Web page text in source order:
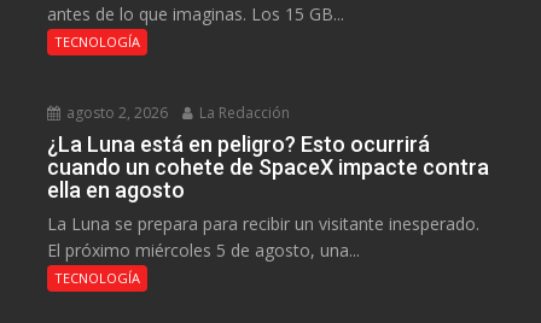
antes de lo que imaginas. Los 15 GB...
TECNOLOGÍA
agosto 2, 2026 La Redacción
¿La Luna está en peligro? Esto ocurrirá
cuando un cohete de SpaceX impacte contra
ella en agosto
La Luna se prepara para recibir un visitante inesperado.
El próximo miércoles 5 de agosto, una...
TECNOLOGÍA